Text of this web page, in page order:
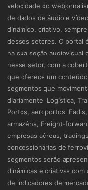
velocidade do
de dados de áudio e
dinâmico, criativo,
desses setores. O portal
na sua seção audiovisual
nesse setor, com a
que oferece um
segmentos que
diariamente. Logística,
Portos, aeroportos,
armazéns, Freight-
empresas aéreas,
concessionárias de
segmentos serão
dinâmicas e criativas
de indicadores de